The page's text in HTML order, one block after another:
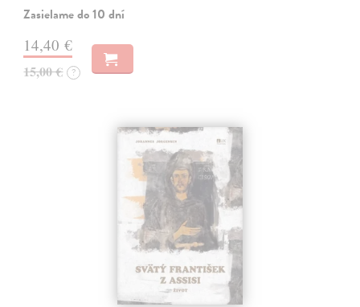
Zasielame do 10 dní
14,40 €
15,00 € ?